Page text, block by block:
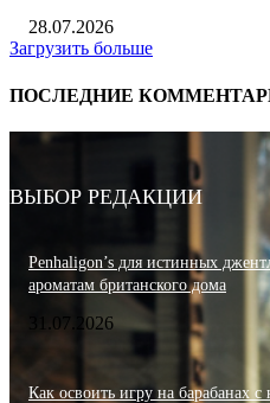
28.07.2026
Загрузить больше
ПОСЛЕДНИЕ
ВЫБОР РЕДАКЦИИ
Penhaligon’s для истинных
ароматам британского дома
31.07.2026
Как освоить игру на барабанах